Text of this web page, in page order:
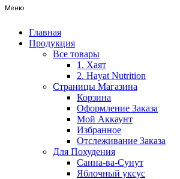
Меню
Главная
Продукция
Все товары
1. Хаят
2. Hayat Nutrition
Страницы Магазина
Корзина
Оформление Заказа
Мой Аккаунт
Избранное
Отслеживание Заказа
Для Похудения
Санна-ва-Сунут
Яблочный уксус